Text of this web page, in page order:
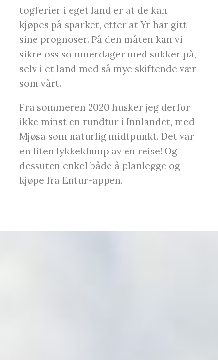
togferier i eget land er at de kan
kjøpes på sparket, etter at Yr har gitt
sine prognoser. På den måten kan vi
sikre oss sommerdager med sukker på,
selv i et land med så mye skiftende vær
som vårt.
Fra sommeren 2020 husker jeg derfor
ikke minst en rundtur i Innlandet, med
Mjøsa som naturlig midtpunkt. Det var
en liten lykkeklump av en reise! Og
dessuten enkel både å planlegge og
kjøpe fra Entur-appen.